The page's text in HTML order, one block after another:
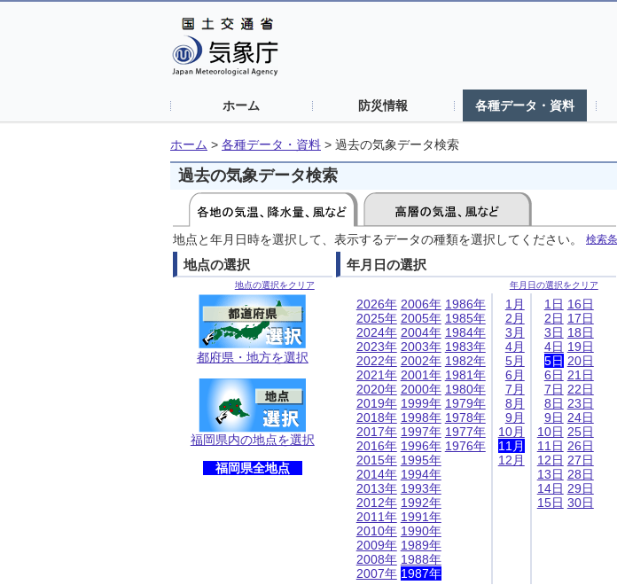
ホーム 防災情報 各種データ・資料
ホーム > 各種データ・資料 > 過去の気象データ検索
過去の気象データ検索
地点と年月日時を選択して、表示するデータの種類を選択してください。 検索
地点の選択
地点の選択をクリア
都府県・地方を選択
福岡県内の地点を選択
福岡県全地点
年月日の選択
年月日の選択をクリア
2026年
2025年
2024年
2023年
2022年
2021年
2020年
2019年
2018年
2017年
2016年
2015年
2014年
2013年
2012年
2011年
2010年
2009年
2008年
2007年
2006年
2005年
2004年
2003年
2002年
2001年
2000年
1999年
1998年
1997年
1996年
1995年
1994年
1993年
1992年
1991年
1990年
1989年
1988年
1987年
1986年
1985年
1984年
1983年
1982年
1981年
1980年
1979年
1978年
1977年
1976年
1月
2月
3月
4月
5月
6月
7月
8月
9月
10月
11月
12月
1日
2日
3日
4日
5日
6日
7日
8日
9日
10日
11日
12日
13日
14日
15日
16日
17日
18日
19日
20日
21日
22日
23日
24日
25日
26日
27日
28日
29日
30日